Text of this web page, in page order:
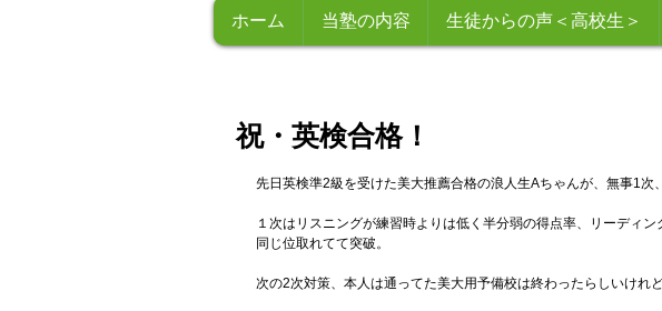
ホーム 当塾の内容 生徒からの声＜高校生＞
祝・英検合格！
先日英検準2級を受けた美大推薦合格の浪人生Aちゃんが、無事1次
１次はリスニングが練習時よりは低く半分弱の得点率、リーディ
同じ位取れてて突破。
次の2次対策、本人は通ってた美大用予備校は終わったらしいけれ